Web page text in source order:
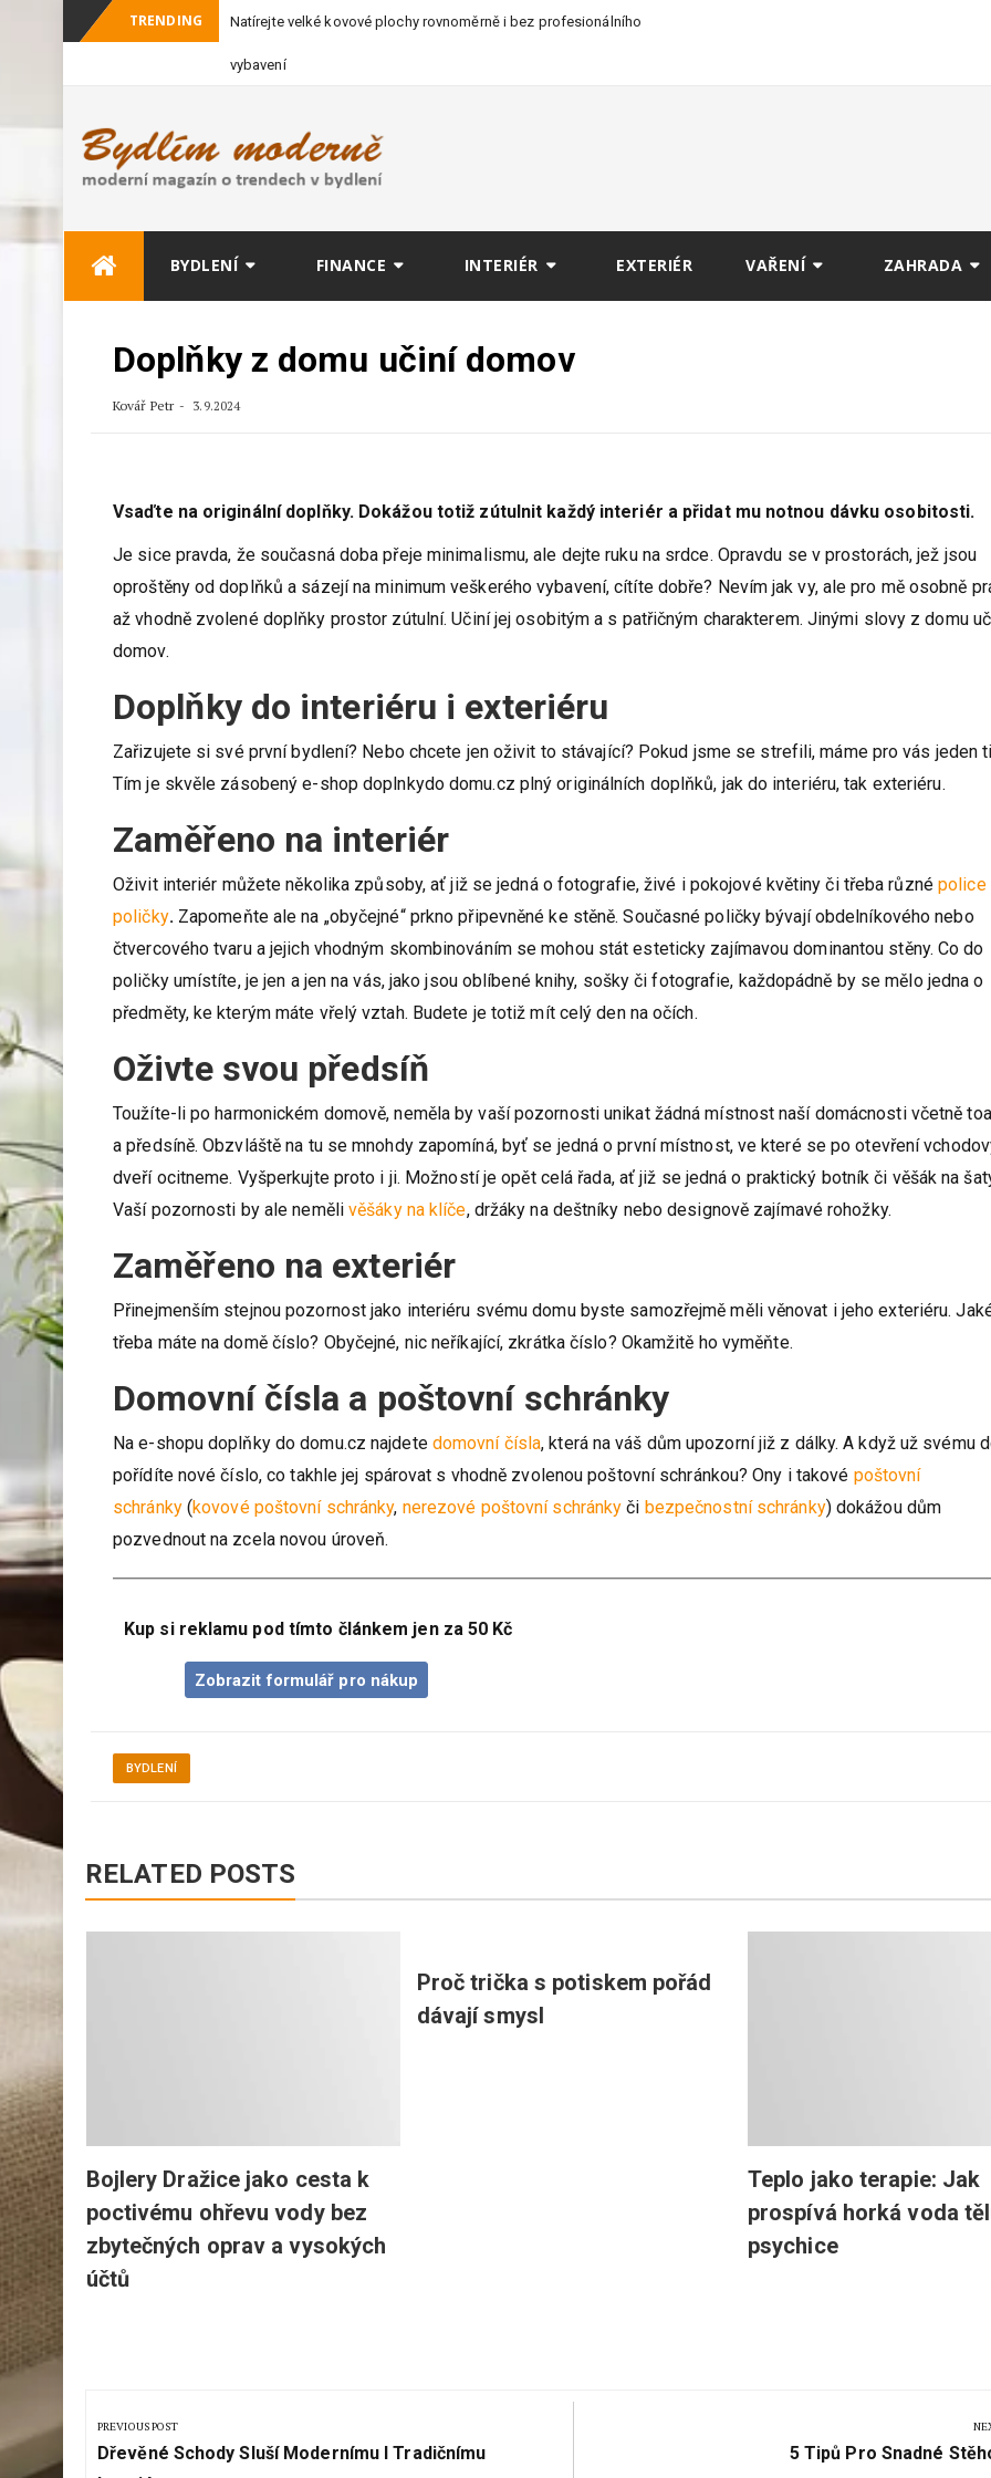
TRENDING Natírejte velké kovové plochy rovnoměrně i bez profesionálního
vybavení
BYDLENÍ FINANCE INTERIÉR EXTERIÉR VAŘENÍ ZAHRADA
Doplňky z domu učiní domov
Kovář Petr 3.9.2024
Vsaďte na originální doplňky. Dokážou totiž zútulnit každý interiér a přidat mu notnou dávku osobitosti.
Je sice pravda, že současná doba přeje minimalismu, ale dejte ruku na srdce. Opravdu se v prostorách, jež jsou
oproštěny od doplňků a sázejí na minimum veškerého vybavení, cítíte dobře? Nevím jak vy, ale pro mě osobně
až vhodně zvolené doplňky prostor zútulní. Učiní jej osobitým a s patřičným charakterem. Jinými slovy z domu
domov.
Doplňky do interiéru i exteriéru
Zařizujete si své první bydlení? Nebo chcete jen oživit to stávající? Pokud jsme se strefili, máme pro vás jeden
Tím je skvěle zásobený e-shop doplnkydo domu.cz plný originálních doplňků, jak do interiéru, tak exteriéru.
Zaměřeno na interiér
Oživit interiér můžete několika způsoby, ať již se jedná o fotografie, živé i pokojové květiny či třeba různé police
poličky. Zapomeňte ale na „obyčejné“ prkno připevněné ke stěně. Současné poličky bývají obdelníkového nebo
čtvercového tvaru a jejich vhodným skombinováním se mohou stát esteticky zajímavou dominantou stěny. Co do
poličky umístíte, je jen a jen na vás, jako jsou oblíbené knihy, sošky či fotografie, každopádně by se mělo jedna o
předměty, ke kterým máte vřelý vztah. Budete je totiž mít celý den na očích.
Oživte svou předsíň
Toužíte-li po harmonickém domově, neměla by vaší pozornosti unikat žádná místnost naší domácnosti včetně
a předsíně. Obzvláště na tu se mnohdy zapomíná, byť se jedná o první místnost, ve které se po otevření
dveří ocitneme. Vyšperkujte proto i ji. Možností je opět celá řada, ať již se jedná o praktický botník či věšák na
Vaší pozornosti by ale nemělivěšáky na klíče, držáky na deštníky nebo designově zajímavé rohožky.
Zaměřeno na exteriér
Přinejmenším stejnou pozornost jako interiéru svému domu byste samozřejmě měli věnovat i jeho exteriéru.
třeba máte na domě číslo? Obyčejné, nic neříkající, zkrátka číslo? Okamžitě ho vyměňte.
Domovní čísla a poštovní schránky
Na e-shopu doplňky do domu.cz najdete domovní čísla, která na váš dům upozorní již z dálky. A když už svému
pořídíte nové číslo, co takhle jej spárovat s vhodně zvolenou poštovní schránkou? Ony i takové poštovní
schránky(kovové poštovní schránky, nerezové poštovní schránky či bezpečnostní schránky) dokážou dům
pozvednout na zcela novou úroveň.
Kup si reklamu pod tímto článkem jen za 50 Kč
Zobrazit formulář pro nákup
BYDLENÍ
RELATED POSTS
Bojlery Dražice jako cesta k
poctivému ohřevu vody bez
zbytečných oprav a vysokých
účtů
Proč trička s potiskem pořád
dávají smysl
Teplo jako terapie: Jak
prospívá horká voda
psychice
pro
příspěvek
PREVIOUS POST
Previous
Dřevěné Schody Sluší Modernímu I Tradičnímu
Next
5 Tipů Pro Snadné